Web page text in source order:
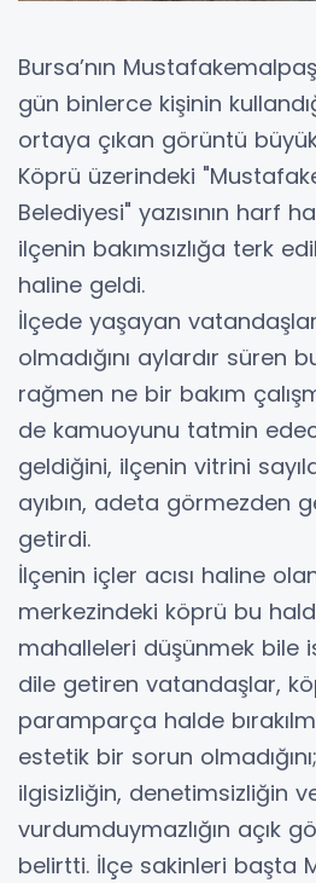
Bursa’nın
gün binlerce kişinin
ortaya çıkan görüntü
Köprü üzerindeki
Belediyesi" yazısının harf
ilçenin bakımsızlığa terk
haline geldi.
İlçede yaşayan
olmadığını aylardır süren
rağmen ne bir bakım
de kamuoyunu tatmin
geldiğini, ilçenin vitrini
ayıbın, adeta görmezden
getirdi.
İlçenin içler acısı haline
merkezindeki köprü bu
mahalleleri düşünmek bile
dile getiren vatandaşlar,
paramparça halde
estetik bir sorun
ilgisizliğin, denetimsizliğin
vurdumduymazlığın açık
belirtti. İlçe sakinleri başta